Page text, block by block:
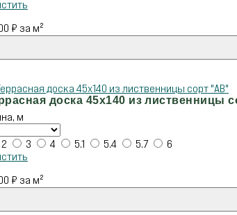
₽ за м²
доска 45х140 из лиственницы
м
2 3 4 5.1 5.4 5.7
6
₽ за м²